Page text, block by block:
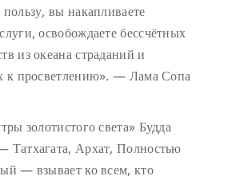
вы накапливаете
освобождаете бессчётных
из океана страданий и
к просветлению». — Лама Сопа
золотистого света» Будда
Архат, Полностью
— взывает ко всем, кто